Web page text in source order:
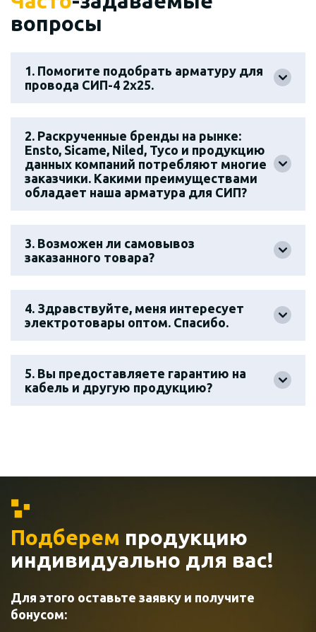
вопросы
1. Помогите подобрать арматуру для
провода СИП-4 2х25.
2. Раскрученные бренды на рынке:
Ensto, Sicame, Niled, Tyco и продукцию
данных компаний потребляют многие
заказчики. Какими преимуществами
обладает наша арматура для СИП?
3. Возможен ли самовывоз
заказанного товара?
4. Здравствуйте, меня интересует
электротовары оптом. Спасибо.
5. Вы предоставляете гарантию на
кабель и другую продукцию?
Подберем продукцию
индивидуально для вас!
Для этого оставьте заявку и получите
бонусом: